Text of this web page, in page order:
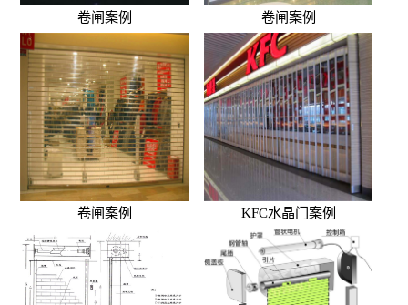
卷闸案例 卷闸案例
卷闸案例 KFC水晶门案例